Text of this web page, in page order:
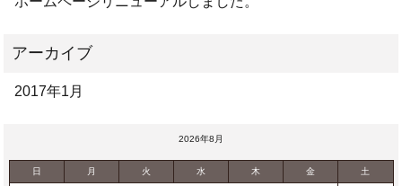
2017年1月
2026年8月
日 月 火 水 木 金 土